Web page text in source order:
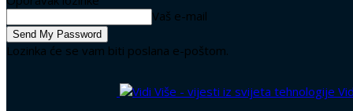
Vaš e-mail
Lozinka će se vam biti poslana e-poštom.